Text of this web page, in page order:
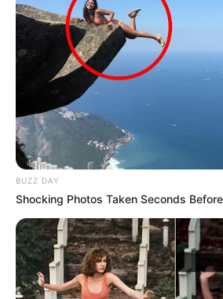
BUZZ DAY
Shocking Photos Taken Seconds